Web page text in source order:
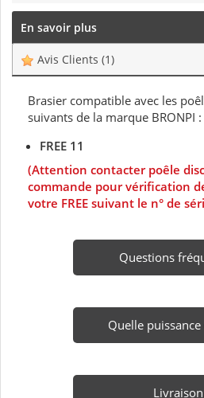
En savoir plus
Avis Clients (1)
Brasier compatible avec les
suivants de la marque BRONPI :
FREE 11
(Attention contacter poêle
commande pour vérification
votre FREE suivant le n° de
Questions
Quelle puissance
Livraison